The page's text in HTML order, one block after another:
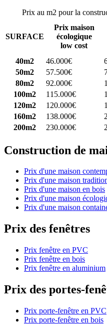
Prix au m2 pour la
SURFACE
Prix maison
écologique
low cost
40m2
46.000€
50m2
57.500€
80m2
92.000€
100m2
115.000€
120m2
120.000€
160m2
138.000€
200m2
230.000€
Construction de
Prix d'une maison
Prix d'une maison
Prix d'une maison en bois
Prix d'une maison
Prix d'une maison
Prix des fenêtres
Prix fenêtre en PVC
Prix fenêtre en bois
Prix fenêtre en aluminium
Prix des portes-
Prix porte-fenêtre en PVC
Prix porte-fenêtre en bois